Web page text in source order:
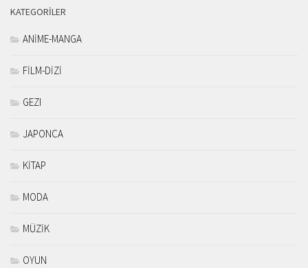
KATEGORILER
ANİME-MANGA
FİLM-DİZİ
GEZI
JAPONCA
KİTAP
MODA
MÜZİK
OYUN